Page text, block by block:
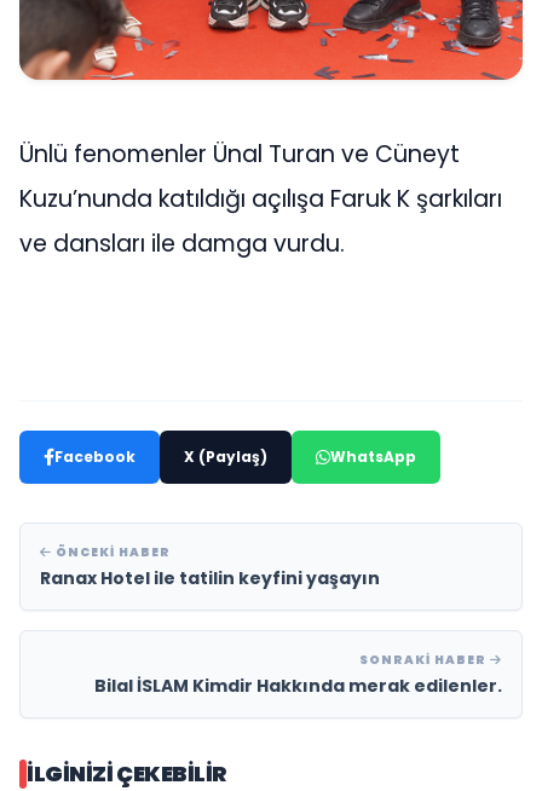
Ünlü fenomenler Ünal Turan ve Cüneyt
Kuzu’nunda katıldığı açılışa Faruk K şarkıları
ve dansları ile damga vurdu.
Facebook X (Paylaş) WhatsApp
ÖNCEKI HABER
Ranax Hotel ile tatilin keyfini yaşayın
SONRAKI HABER
Bilal İSLAM Kimdir Hakkında merak edilenler.
İLGINIZI ÇEKEBILIR